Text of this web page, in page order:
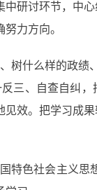
研讨环节，中
力方向。
什么样的政绩
三、自查自纠
效。把学习成
色社会主义思